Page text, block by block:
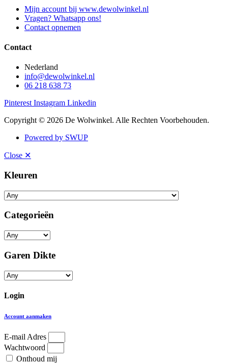
Mijn account bij www.dewolwinkel.nl
Vragen? Whatsapp ons!
Contact opnemen
Contact
Nederland
info@dewolwinkel.nl
06 218 638 73
Pinterest Instagram Linkedin
Copyright © 2026 De Wolwinkel. Alle Rechten Voorbehouden.
Powered by SWUP
Close ✕
Kleuren
Categorieën
Garen Dikte
Login
Account aanmaken
E-mail Adres
Wachtwoord
Onthoud mij